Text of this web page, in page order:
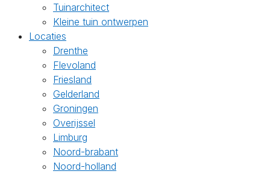
Tuinarchitect
Kleine tuin ontwerpen
Locaties
Drenthe
Flevoland
Friesland
Gelderland
Groningen
Overijssel
Limburg
Noord-brabant
Noord-holland